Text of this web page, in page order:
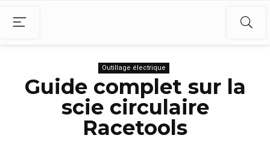
Outillage électrique
Guide complet sur la
scie circulaire
Racetools